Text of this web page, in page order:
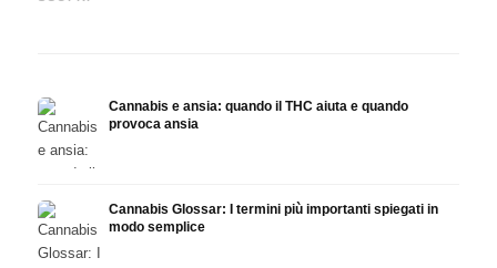
Cannabis e ansia: quando il THC aiuta e quando
provoca ansia
Cannabis Glossar: I termini più importanti spiegati in
modo semplice